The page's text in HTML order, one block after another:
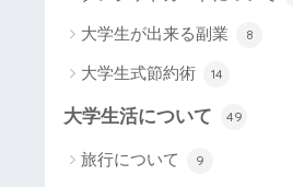
大学生が出来る副業 8
大学生式節約術 14
大学生活について 49
旅行について 9